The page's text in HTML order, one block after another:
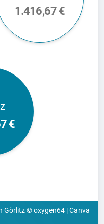
1.416,67 €
€
Görlitz © oxygen64 | Canva